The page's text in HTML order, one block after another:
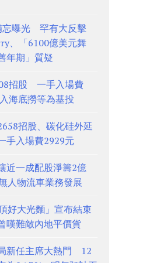
忘曝光 罕有大反擊
、「6100億美元舞
年期」質疑
招股 一手入場費
海底撈等為基投
招股、碳化硅外延
入場費2929元
近一成配股淨籌2億
人物流車業務發展
好大光麵」宣布結束
難敵內地平價貨
新任主席大熱門 12